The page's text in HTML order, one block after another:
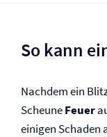
So kann
Nachdem ein
ScheuneFeuer
einigen Schaden